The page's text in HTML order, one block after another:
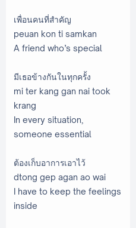
เพื่อนคนที่สำคัญ
peuan kon ti samkan
A friend who’s special
มีเธอข้างกันในทุกครั้ง
mi ter kang gan nai took
krang
In every situation,
someone essential
ต้องเก็บอาการเอาไว้
dtong gep agan ao wai
I have to keep the feelings
inside